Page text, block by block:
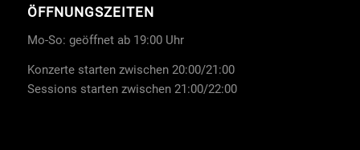
ÖFFNUNGSZEITEN
Mo-So: geöffnet ab 19:00 Uhr
Konzerte starten zwischen 20:00/21:00
Sessions starten zwischen 21:00/22:00